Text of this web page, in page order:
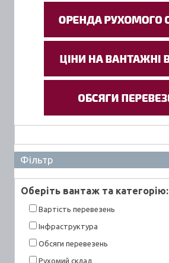
Фільтр
Оберiть вантаж та категорiю:
Вартiсть перевезень
Інфраструктура
Обсяги перевезень
Рухомий склад